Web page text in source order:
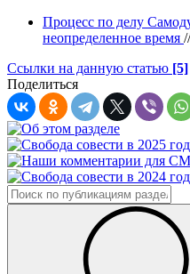
Процесс по делу
неопределенное время
Ссылки на данную статью [5]
Поделиться